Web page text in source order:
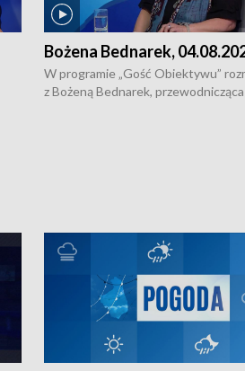
Bożena Bednarek,
W programie „Gość Obiektywu”
z Bożeną Bednarek, przewodnicząca